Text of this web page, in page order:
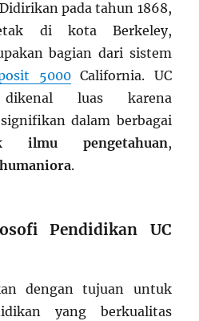
pada tahun 1868,
di kota Berkeley,
bagian dari sistem
5000California. UC
luas karena
dalam berbagai
ilmu pengetahuan,
humaniora.
Pendidikan UC
dengan tujuan untuk
yang berkualitas